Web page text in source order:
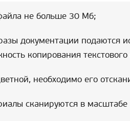
не больше 30 Мб;
документации подаются
копирования
необходимо его
сканируются в масштабе